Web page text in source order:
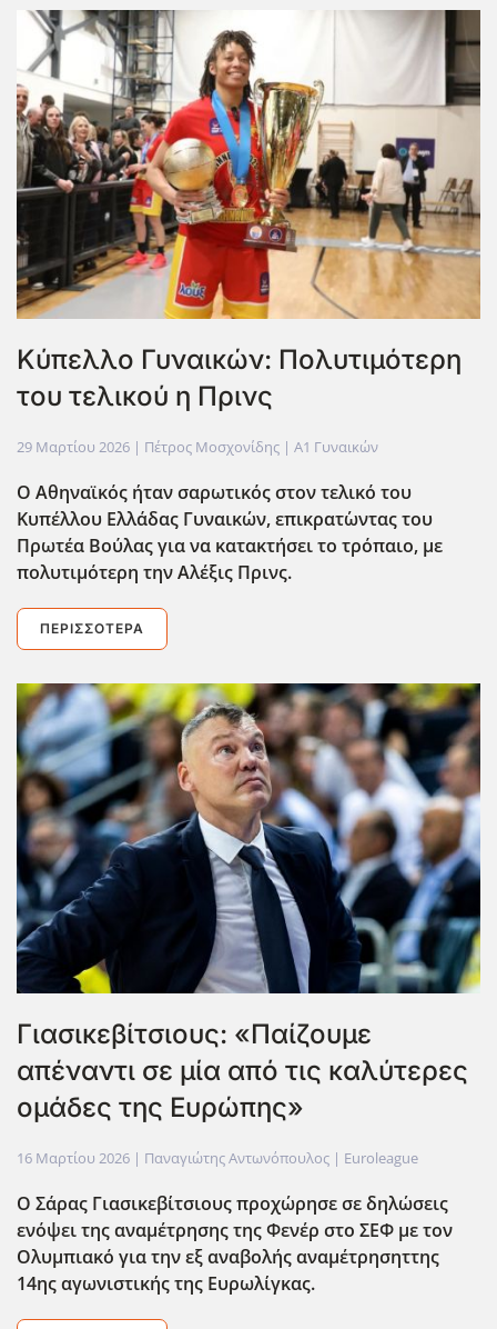
Κύπελλο Γυναικών: Πολυτιμότερη
του τελικού η Πρινς
29 Μαρτίου 2026 | Πέτρος Μοσχονίδης | Α1 Γυναικών
Ο Αθηναϊκός ήταν σαρωτικός στον τελικό του
Κυπέλλου Ελλάδας Γυναικών, επικρατ΄ωντας του
Πρωτέα Βούλας για να κατακτήσει το τρόπαιο, με
πολυτιμότερη την Αλέξις Πρινς.
ΠΕΡΙΣΣΌΤΕΡΑ
Γιασικεβίτσιους: «Παίζουμε
απέναντι σε μία από τις καλύτερες
ομάδες της Ευρώπης»
16 Μαρτίου 2026 | Παναγιώτης Αντωνόπουλος | Euroleague
Ο Σάρας Γιασικεβίτσιους προχώρησε σε δηλώσεις
ενόψει της αναμέτρησης της Φενέρ στο ΣΕΦ με τον
Ολυμπιακό για την εξ αναβολής αναμέτρησηττης
14ης αγωνιστικής της Ευρωλίγκας.